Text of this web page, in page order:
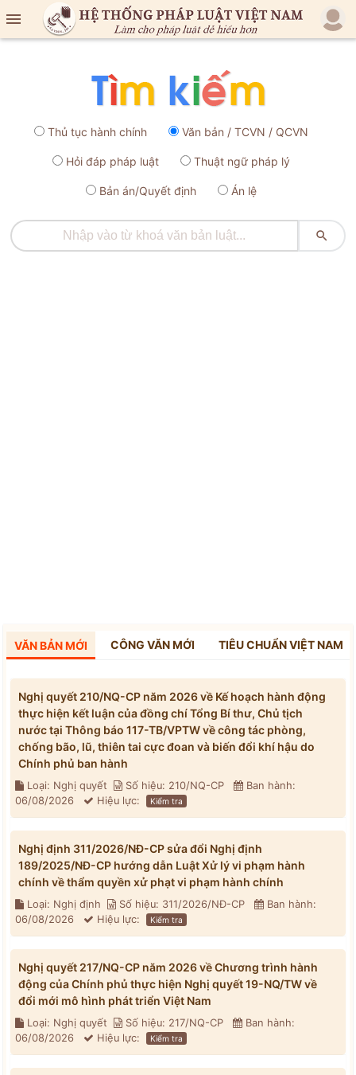

Thủ tục hành chính Văn bản / TCVN / QCVN
Hỏi đáp pháp luật Thuật ngữ pháp lý
Bản án/Quyết định Án lệ

VĂN BẢN MỚI CÔNG VĂN MỚI TIÊU CHUẨN VIỆT NAM
Nghị quyết 210/NQ-CP năm 2026 về Kế hoạch hành động
thực hiện kết luận của đồng chí Tổng Bí thư, Chủ tịch
nước tại Thông báo 117-TB/VPTW về công tác phòng,
chống bão, lũ, thiên tai cực đoan và biến đổi khí hậu do
Chính phủ ban hành
Loại: Nghị quyết Số hiệu: 210/NQ-CP
Ban hành:
06/08/2026
Hiệu lực: Kiểm tra
Nghị định 311/2026/NĐ-CP sửa đổi Nghị định
189/2025/NĐ-CP hướng dẫn Luật Xử lý vi phạm hành
chính về thẩm quyền xử phạt vi phạm hành chính
Loại: Nghị định Số hiệu: 311/2026/NĐ-CP
Ban hành:
06/08/2026
Hiệu lực: Kiểm tra
Nghị quyết 217/NQ-CP năm 2026 về Chương trình hành
động của Chính phủ thực hiện Nghị quyết 19-NQ/TW về
đổi mới mô hình phát triển Việt Nam
Loại: Nghị quyết Số hiệu: 217/NQ-CP
Ban hành:
06/08/2026
Hiệu lực: Kiểm tra